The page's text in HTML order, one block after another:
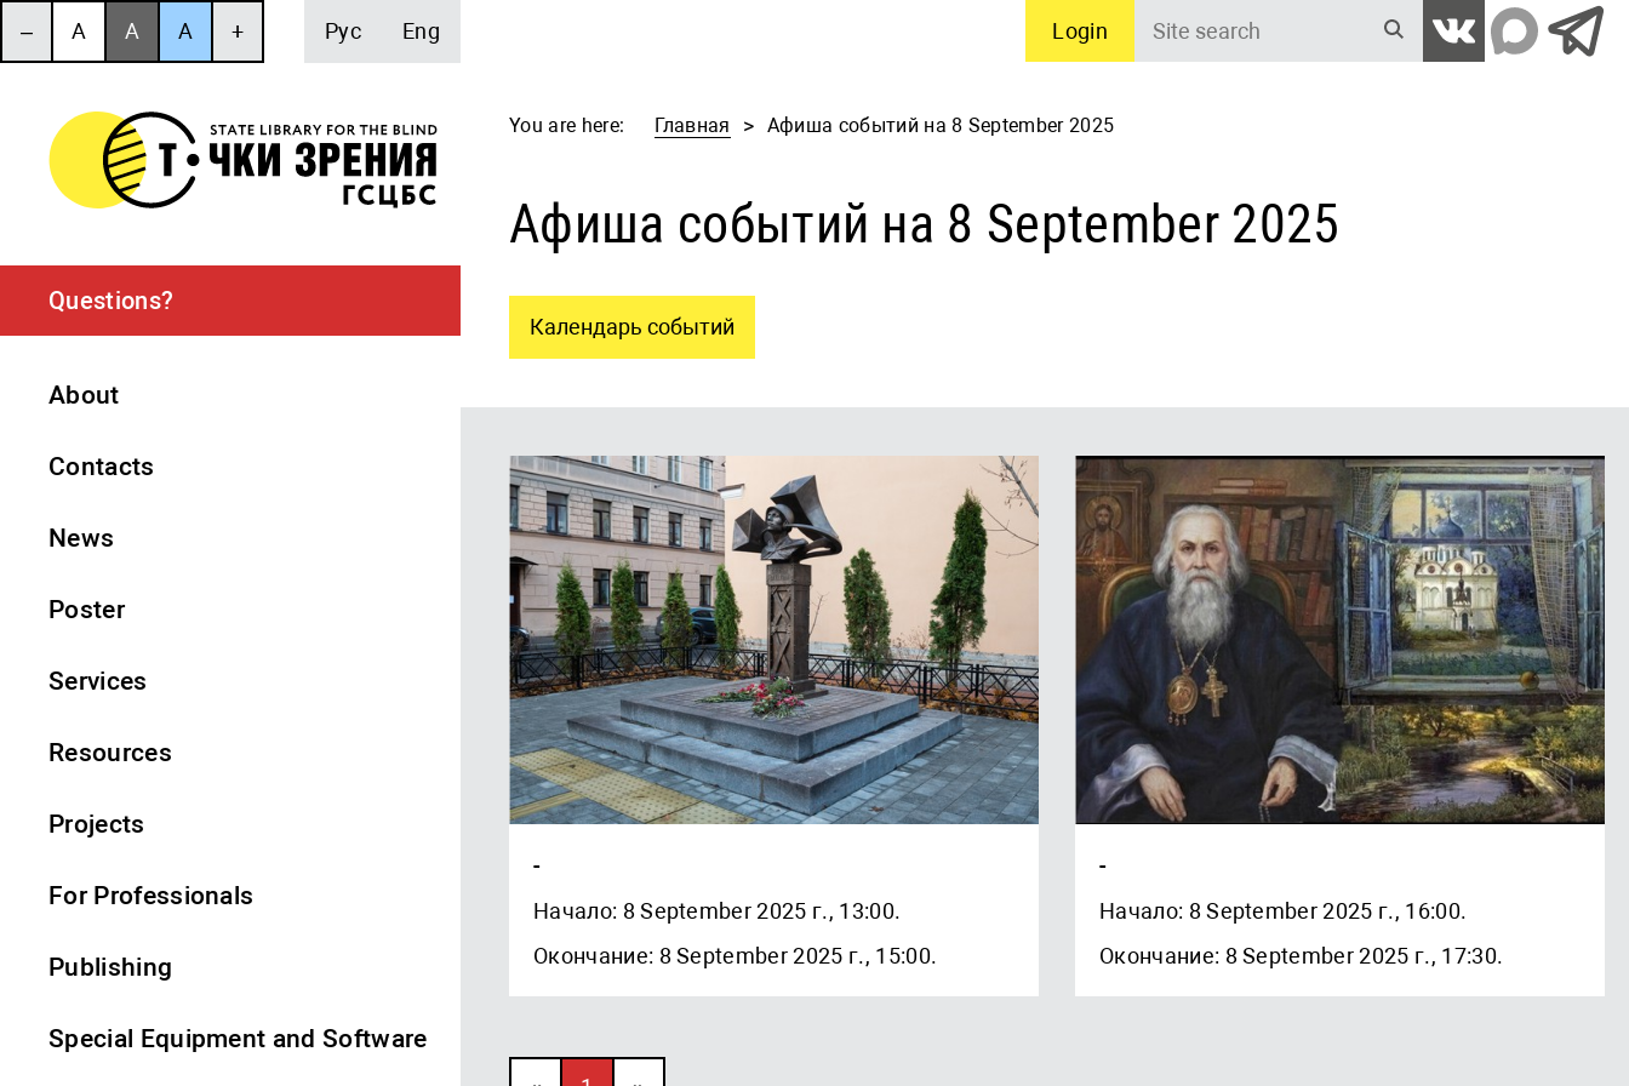
‒ A A A + Рус Eng
Questions?
About
Contacts
News
Poster
Services
Resources
Projects
For Professionals
Publishing
Special Equipment and Software
Login
Site
You are here: Главная Афиша событий на 8 September 2025
Афиша событий на 8 September 2025
Календарь событий
-
Начало: 8 September 2025 г., 13:00.
Окончание: 8 September 2025 г., 15:00.
-
Начало: 8 September 2025 г., 16:00.
Окончание: 8 September 2025 г., 17:30.